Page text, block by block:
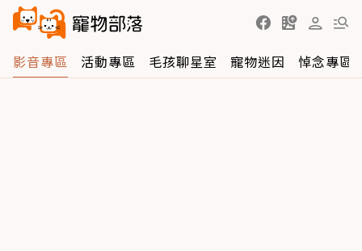
影音專區 活動專區 毛孩聊星室 寵物迷因 悼念專區